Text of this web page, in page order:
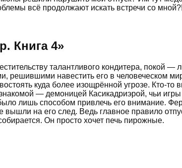
всё продолжают искать встречи со
Книга 4»
талантливого кондитера, покой
решившими навестить его в человеческом
куда более изощрённой угрозе. Кто-
— демоницей Касикадриэрой, чьи
лишь способом привлечь его внимание.
на его след. Ведь главное правило
Он просто хочет печь пирожные.